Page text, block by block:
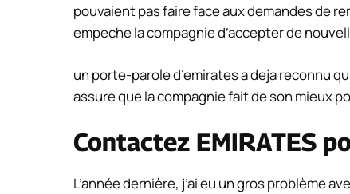
pouvaient pas faire face aux demandes de
empeche la compagnie d’accepter de
un porte-parole d’emirates a deja reconnu
assure que la compagnie fait de son mieux
Contactez EMIRATES
L’année dernière, j’ai eu un gros problème